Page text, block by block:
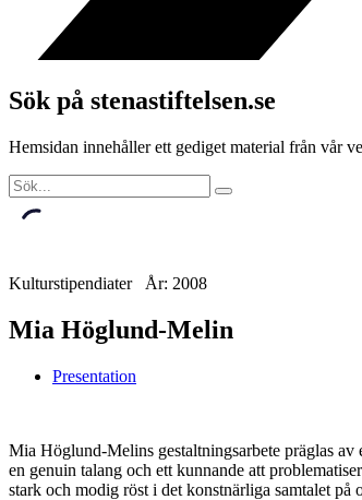
Sök på stenastiftelsen.se
Hemsidan innehåller ett gediget material från vår
Kulturstipendiater År: 2008
Mia Höglund-Melin
Presentation
Mia Höglund-Melins gestaltningsarbete präglas
en genuin talang och ett kunnande att
stark och modig röst i det konstnärliga samtalet på